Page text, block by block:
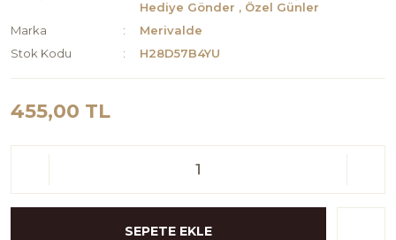
Hediye Gönder , Özel Günler
Marka
Merivalde
Stok Kodu
H28D57B4YU
455,00 TL
SEPETE EKLE